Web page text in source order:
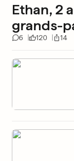
Ethan, 2
grands-
6 120 14